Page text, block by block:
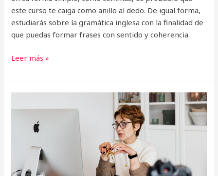
este curso te caiga como anillo al dedo. De igual forma,
estudiarás sobre la gramática inglesa con la finalidad de
que puedas formar frases con sentido y coherencia.
Leer más »
online:
Aprende
Vocabulario
Inglés
Gratis